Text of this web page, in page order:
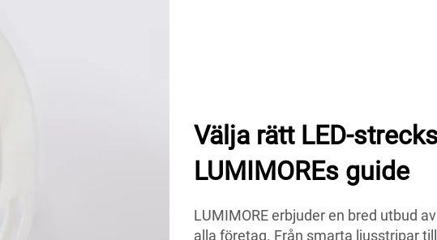
Välja rätt LED-
LUMIMOREs guide
LUMIMORE erbjuder en bred utbud
alla företag. Från smarta ljusstripar